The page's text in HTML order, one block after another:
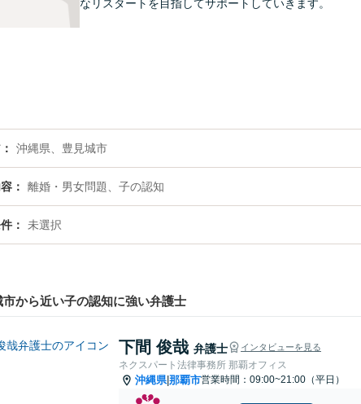
なリスタートを目指してサポートしていきます。
沖縄県、豊見城市
離婚・男女問題、子の認知
未選択
市から近い子の認知に強い弁護士
下間 俊哉 弁護士 インタビューを見る
ネクスパート法律事務所 那覇オフィス
沖縄県|那覇市営業時間：09:00~21:00（平日）